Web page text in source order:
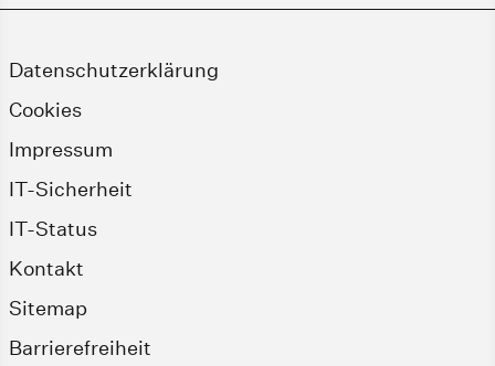
Datenschutzerklärung
Cookies
Impressum
IT-Sicherheit
IT-Status
Kontakt
Sitemap
Barrierefreiheit